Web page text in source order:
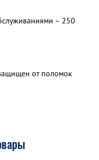
– 250
от поломок